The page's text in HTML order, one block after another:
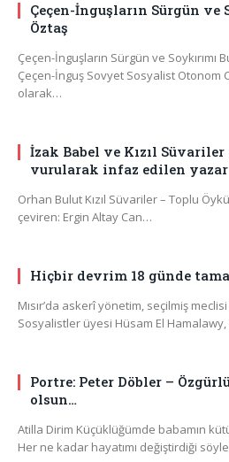
Çeçen-İnguşların Sürgün ve
Öztaş
Çeçen-İnguşların Sürgün ve Soykırımı
Çeçen-İnguş Sovyet Sosyalist Otonom
olarak…
İzak Babel ve Kızıl
vurularak infaz edilen yazar
Orhan Bulut Kızıl Süvariler – Toplu
çeviren: Ergin Altay Can…
Hiçbir devrim 18 günde
Mısır’da askerî yönetim, seçilmiş
Sosyalistler üyesi Hüsam El
Portre: Peter Döbler –
olsun…
Atilla Dirim Küçüklüğümde babamın
Her ne kadar hayatımı değiştirdiği